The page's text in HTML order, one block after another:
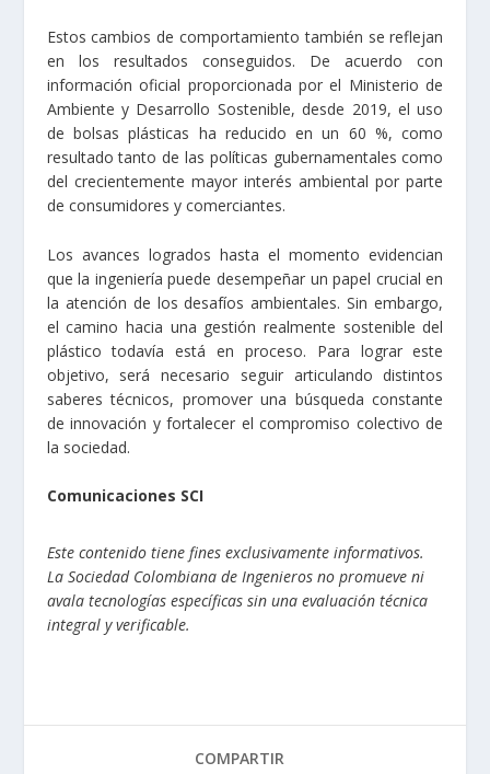
Estos cambios de comportamiento también se reflejan
en los resultados conseguidos. De acuerdo con
información oficial proporcionada por el Ministerio de
Ambiente y Desarrollo Sostenible, desde 2019, el uso
de bolsas plásticas ha reducido en un 60 %, como
resultado tanto de las políticas gubernamentales como
del crecientemente mayor interés ambiental por parte
de consumidores y comerciantes.
Los avances logrados hasta el momento evidencian
que la ingeniería puede desempeñar un papel crucial en
la atención de los desafíos ambientales. Sin embargo,
el camino hacia una gestión realmente sostenible del
plástico todavía está en proceso. Para lograr este
objetivo, será necesario seguir articulando distintos
saberes técnicos, promover una búsqueda constante
de innovación y fortalecer el compromiso colectivo de
la sociedad.
Comunicaciones SCI
Este contenido tiene fines exclusivamente informativos.
La Sociedad Colombiana de Ingenieros no promueve ni
avala tecnologías específicas sin una evaluación técnica
integral y verificable.
COMPARTIR